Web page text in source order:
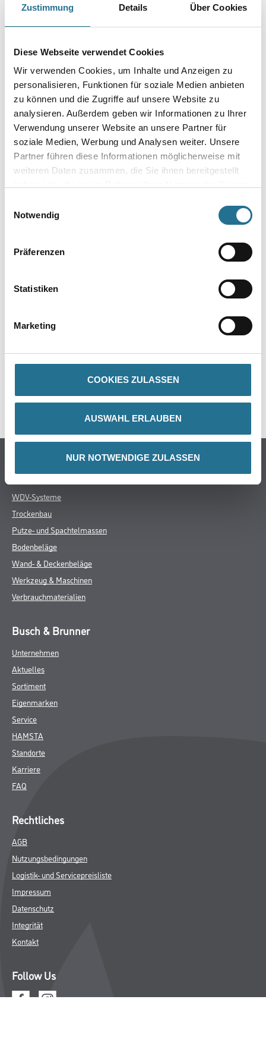
Zustimmung Details Über Cookies
Diese Webseite verwendet Cookies
Wir verwenden Cookies, um Inhalte und Anzeigen zu
personalisieren, Funktionen für soziale Medien anbieten
zu können und die Zugriffe auf unsere Website zu
analysieren. Außerdem geben wir Informationen zu Ihrer
Verwendung unserer Website an unsere Partner für
soziale Medien, Werbung und Analysen weiter. Unsere
Partner führen diese Informationen möglicherweise mit
weiteren Daten zusammen, die Sie ihnen bereitgestellt
Notwendig
Präferenzen
Statistiken
Marketing
COOKIES ZULASSEN
AUSWAHL ERLAUBEN
NUR NOTWENDIGE ZULASSEN
Art-Nr.:4086-003745
Umrechnungsfaktoren
GEFAHRENHINWEISE
SPEZIFIKATIONEN
Online-Shop
WDV-Systeme
Trockenbau
Putze- und Spachtelmassen
Bodenbeläge
Wand- & Deckenbeläge
Werkzeug & Maschinen
Verbrauchmaterialien
Busch & Brunner
Unternehmen
Aktuelles
Sortiment
Eigenmarken
Service
HAMSTA
Standorte
Karriere
FAQ
Rechtliches
AGB
Nutzungsbedingungen
Logistik- und Servicepreisliste
Impressum
Datenschutz
Integrität
Kontakt
Follow Us